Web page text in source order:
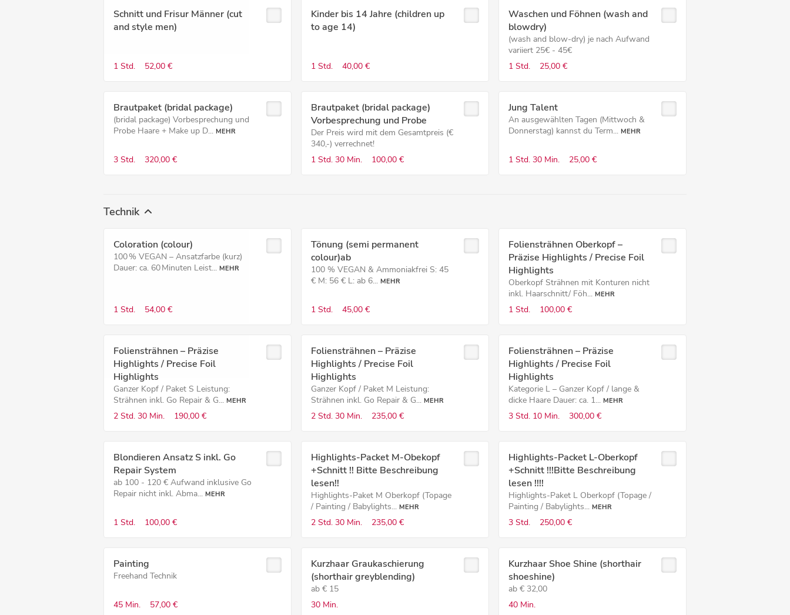
Schnitt und Frisur Männer (cut
and style men)
1 Std. 52,00 €
Kinder bis 14 Jahre (children up
to age 14)
1 Std. 40,00 €
Waschen und Föhnen (wash and
blowdry)
(wash and blow-dry) je nach Aufwand
variiert 25€ - 45€
1 Std.
25,00 €
Brautpaket (bridal package)
(bridal package) Vorbesprechung und
Probe Haare + Make up D... MEHR
3 Std. 320,00 €
Brautpaket (bridal package)
Vorbesprechung und Probe
Der Preis wird mit dem Gesamtpreis (€
340,-) verrechnet!
1 Std. 30 Min. 100,00 €
Jung Talent
An ausgewählten Tagen (Mittwoch &
Donnerstag) kannst du Term... MEHR
1 Std. 30 Min. 25,00 €
Technik
Coloration (colour)
100 % VEGAN – Ansatzfarbe (kurz)
Dauer: ca. 60 Minuten Leist... MEHR
1 Std. 54,00 €
Tönung (semi permanent
colour)ab
100 % VEGAN & Ammoniakfrei S: 45
€ M: 56 € L: ab 6... MEHR
1 Std. 45,00 €
Foliensträhnen Oberkopf –
Präzise Highlights / Precise Foil
Highlights
Oberkopf Strähnen mit Konturen nicht
inkl. Haarschnitt/ Föh... MEHR
1 Std. 100,00 €
Foliensträhnen – Präzise
Highlights / Precise Foil
Highlights
Ganzer Kopf / Paket S Leistung:
Strähnen inkl. Go Repair & G... MEHR
2 Std. 30 Min. 190,00 €
Foliensträhnen – Präzise
Highlights / Precise Foil
Highlights
Ganzer Kopf / Paket M Leistung:
Strähnen inkl. Go Repair & G... MEHR
2 Std. 30 Min. 235,00 €
Foliensträhnen – Präzise
Highlights / Precise Foil
Highlights
Kategorie L – Ganzer Kopf / lange &
dicke Haare Dauer: ca. 1... MEHR
3 Std. 10 Min. 300,00 €
Blondieren Ansatz S inkl. Go
Repair System
ab 100 - 120 € Aufwand inklusive Go
Repair nicht inkl. Abma... MEHR
1 Std. 100,00 €
Highlights-Packet M-Obekopf
+Schnitt !! Bitte Beschreibung
lesen!!
Highlights-Paket M Oberkopf (Topage
/ Painting / Babylights... MEHR
2 Std. 30 Min. 235,00 €
Highlights-Packet L-Oberkopf
+Schnitt !!!Bitte Beschreibung
lesen !!!!
Highlights-Paket L Oberkopf (Topage /
Painting / Babylights... MEHR
3 Std. 250,00 €
Painting
Freehand Technik
45 Min. 57,00 €
Kurzhaar Graukaschierung
(shorthair greyblending)
ab € 15
30 Min.
Kurzhaar Shoe Shine (shorthair
shoeshine)
ab € 32,00
40 Min.